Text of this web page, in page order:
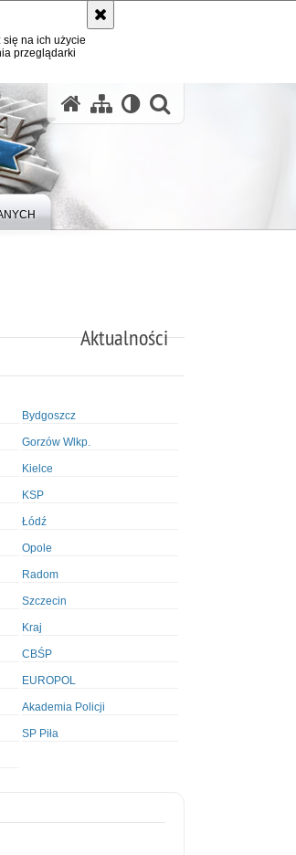
się na ich użycie
przeglądarki
Aktualności
Bydgoszcz
Gorzów Wlkp.
Kielce
KSP
Łódź
Opole
Radom
Szczecin
Kraj
CBŚP
EUROPOL
Akademia Policji
SP Piła